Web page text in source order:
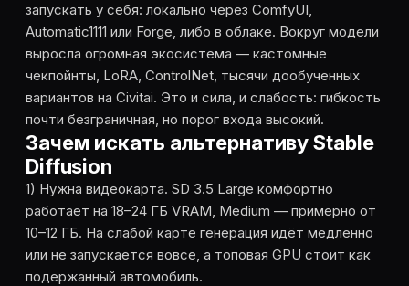
запускать у себя: локально через ComfyUI,
Automatic1111 или Forge, либо в облаке. Вокруг модели
выросла огромная экосистема — кастомные
чекпойнты, LoRA, ControlNet, тысячи дообученных
вариантов на Civitai. Это и сила, и слабость: гибкость
почти безграничная, но порог входа высокий.
Зачем искать альтернативу Stable
Diffusion
1) Нужна видеокарта. SD 3.5 Large комфортно
работает на 18–24 ГБ VRAM, Medium — примерно от
10–12 ГБ. На слабой карте генерация идёт медленно
или не запускается вовсе, а топовая GPU стоит как
подержанный автомобиль.